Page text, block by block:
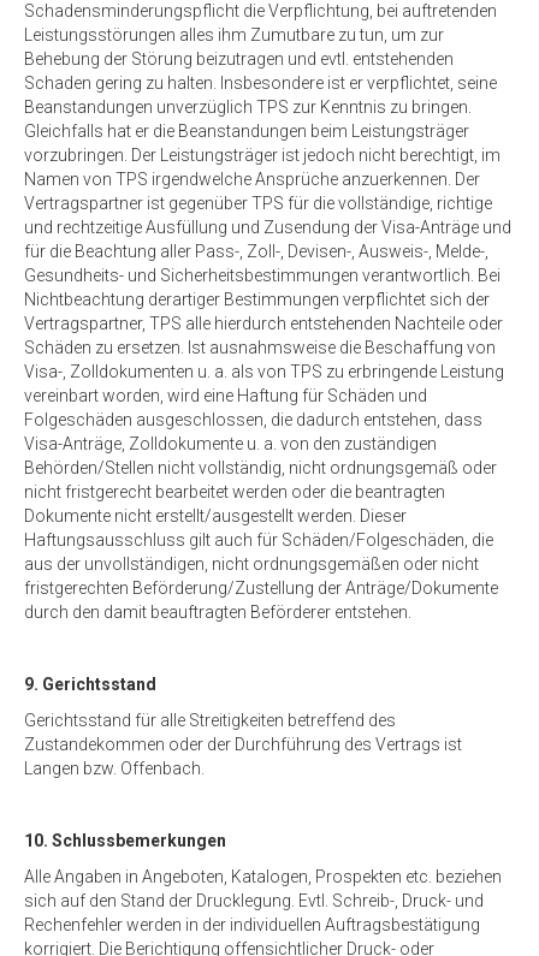
Schadensminderungspflicht die Verpflichtung, bei auftretenden
Leistungsstörungen alles ihm Zumutbare zu tun, um zur
Behebung der Störung beizutragen und evtl. entstehenden
Schaden gering zu halten. Insbesondere ist er verpflichtet, seine
Beanstandungen unverzüglich TPS zur Kenntnis zu bringen.
Gleichfalls hat er die Beanstandungen beim Leistungsträger
vorzubringen. Der Leistungsträger ist jedoch nicht berechtigt, im
Namen von TPS irgendwelche Ansprüche anzuerkennen. Der
Vertragspartner ist gegenüber TPS für die vollständige, richtige
und rechtzeitige Ausfüllung und Zusendung der Visa-Anträge und
für die Beachtung aller Pass-, Zoll-, Devisen-, Ausweis-, Melde-,
Gesundheits- und Sicherheitsbestimmungen verantwortlich. Bei
Nichtbeachtung derartiger Bestimmungen verpflichtet sich der
Vertragspartner, TPS alle hierdurch entstehenden Nachteile oder
Schäden zu ersetzen. Ist ausnahmsweise die Beschaffung von
Visa-, Zolldokumenten u. a. als von TPS zu erbringende Leistung
vereinbart worden, wird eine Haftung für Schäden und
Folgeschäden ausgeschlossen, die dadurch entstehen, dass
Visa-Anträge, Zolldokumente u. a. von den zuständigen
Behörden/Stellen nicht vollständig, nicht ordnungsgemäß oder
nicht fristgerecht bearbeitet werden oder die beantragten
Dokumente nicht erstellt/ausgestellt werden. Dieser
Haftungsausschluss gilt auch für Schäden/Folgeschäden, die
aus der unvollständigen, nicht ordnungsgemäßen oder nicht
fristgerechten Beförderung/Zustellung der Anträge/Dokumente
durch den damit beauftragten Beförderer entstehen.
9. Gerichtsstand
Gerichtsstand für alle Streitigkeiten betreffend des
Zustandekommen oder der Durchführung des Vertrags ist
Langen bzw. Offenbach.
10. Schlussbemerkungen
Alle Angaben in Angeboten, Katalogen, Prospekten etc. beziehen
sich auf den Stand der Drucklegung. Evtl. Schreib-, Druck- und
Rechenfehler werden in der individuellen Auftragsbestätigung
korrigiert. Die Berichtigung offensichtlicher Druck- oder